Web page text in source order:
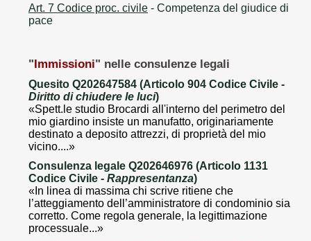
Art. 7 Codice proc. civile - Competenza del giudice di
pace
"Immissioni" nelle consulenze legali
Quesito Q202647584 (Articolo 904 Codice Civile -
Diritto di chiudere le luci)
«Spett.le studio Brocardi all'interno del perimetro del
mio giardino insiste un manufatto, originariamente
destinato a deposito attrezzi, di proprietà del mio
vicino....»
Consulenza legale Q202646976 (Articolo 1131
Codice Civile - Rappresentanza)
«In linea di massima chi scrive ritiene che
l’atteggiamento dell’amministratore di condominio sia
corretto. Come regola generale, la legittimazione
processuale...»